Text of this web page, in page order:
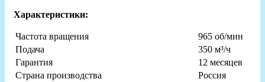
Характеристики:
Частота вращения
965 об/мин
Подача
350 м³/ч
Гарантия
12 месяцев
Страна производства
Россия